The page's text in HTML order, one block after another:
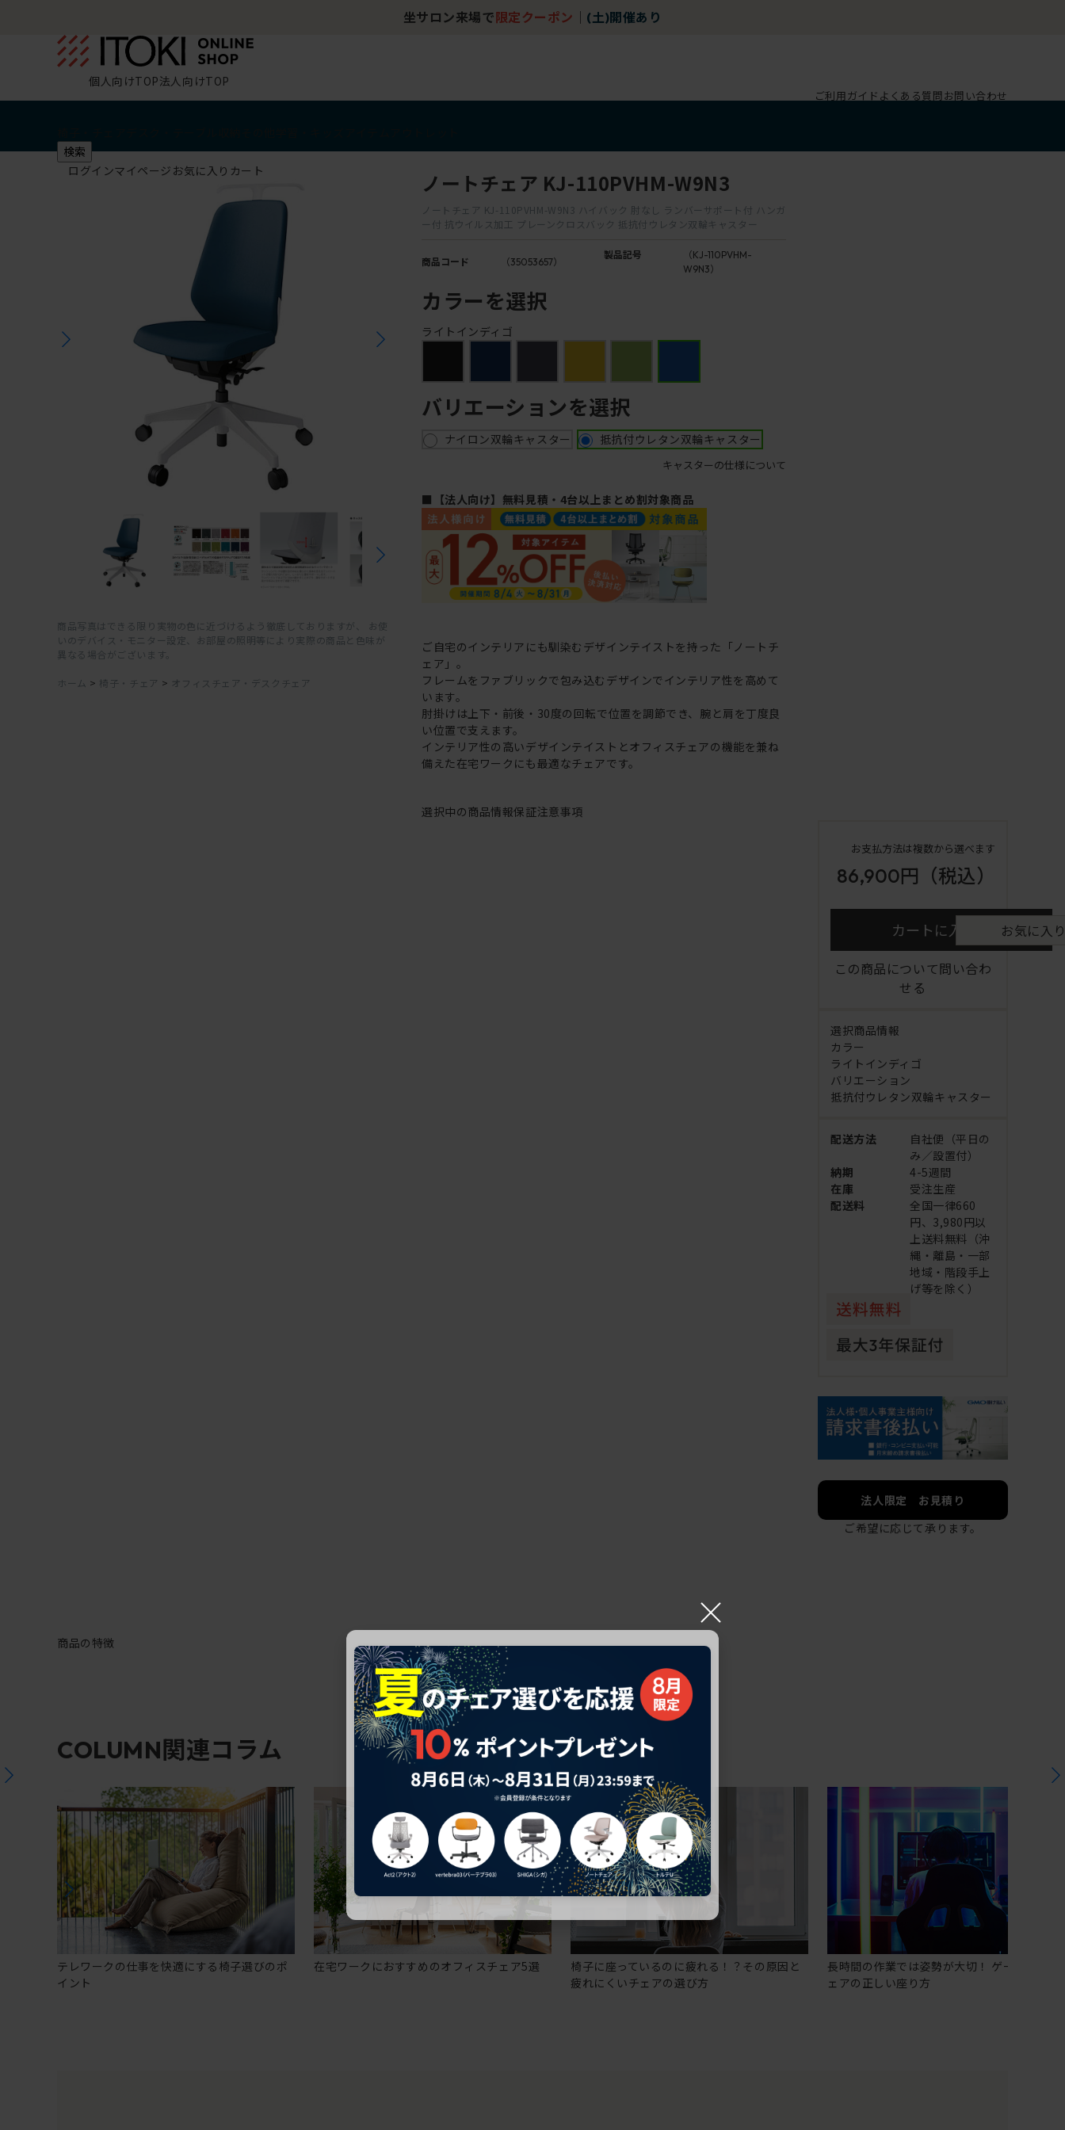
坐サロン来場で 限定クーポン (土)開催あり
個人向けTOP法人向けTOP
ご利用ガイド よくある質問お問い合わせ
検索
ログインマイページ お気に入り カート
商品写真はできる限り実物の色に近づけるよう徹底しておりますが、 お使
いのデバイス・モニター設定、お部屋の照明等により実際の商品と色味が
異なる場合がございます。
ホーム > 椅子・チェア > オフィスチェア・デスクチェア
ノートチェア KJ-110PVHM-W9N3
ノートチェア KJ-110PVHM-W9N3 ハイバック 肘なし ランバーサポート付 ハンガ
ー付 抗ウイルス加工 プレーンクロスバック 抵抗付ウレタン双輪キャスター
商品コード （35053657）
製品記号
（KJ-110PVHM-
W9N3）
カラーを選択
ライトインディゴ
バリエーションを選択
ナイロン双輪キャスター 抵抗付ウレタン双輪キャスター
キャスターの仕様について
■【法人向け】無料見積・4台以上まとめ割対象商品
ご自宅のインテリアにも馴染むデザインテイストを持った「ノートチ
ェア」。
フレームをファブリックで包み込むデザインでインテリア性を高めて
います。
肘掛けは上下・前後・30度の回転で位置を調節でき、腕と肩を丁度良
い位置で支えます。
インテリア性の高いデザインテイストとオフィスチェアの機能を兼ね
備えた在宅ワークにも最適なチェアです。
選択中の商品情報保証注意事項
お支払方法は複数から選べます
86,900円 （税込）
カートに入れる お気に入
この商品について問い合わ
せる
選択商品情報
カラー
ライトインディゴ
バリエーション
抵抗付ウレタン双輪キャスター
配送方法
自社便（平日の
み／設置付）
納期
4-5週間
在庫
受注生産
配送料
全国一律660
円、3,980円以
上送料無料（沖
縄・離島・一部
地域・階段手上
げ等を除く）
法人限定 お見積り
ご希望に応じて承ります。
商品の特徴
COLUMN関連コラム
テレワークの仕事を快適にする椅子選びのポ
イント
在宅ワークにおすすめのオフィスチェア5選
椅子に座っているのに疲れる！？その原因と
疲れにくいチェアの選び方
長時間の作業では姿勢が大切！ ゲーミングチ
ェアの正しい座り方
×